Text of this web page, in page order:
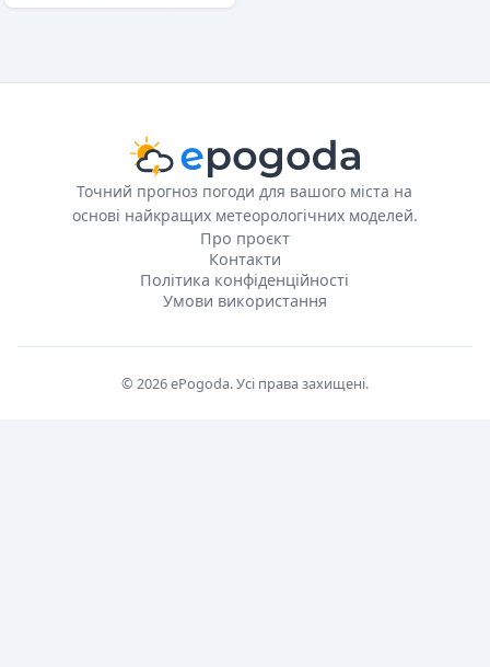
Точний прогноз погоди для вашого міста на
основі найкращих метеорологічних моделей.
Про проєкт
Контакти
Політика конфіденційності
Умови використання
© 2026 ePogoda. Усі права захищені.